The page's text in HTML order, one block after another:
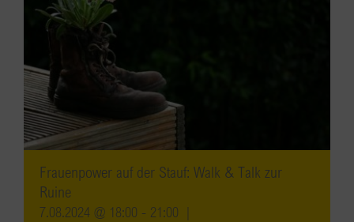
Frauenpower auf der Stauf: Walk & Talk zur
Ruine
7.08.2024 @ 18:00 - 21:00